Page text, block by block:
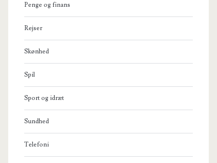
Penge og finans
Rejser
Skønhed
Spil
Sport og idræt
Sundhed
Telefoni